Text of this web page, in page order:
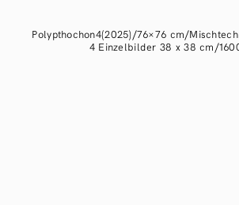
Polypthochon4(2025)/76×76 cm/
4 Einzelbilder 38 x 38 cm/